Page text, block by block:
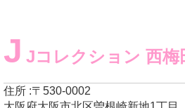
J Jコレクション 西梅
住所 :〒530-0002